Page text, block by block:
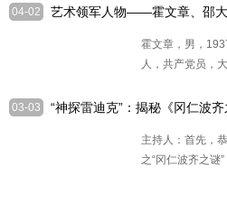
04-02
艺术领军人物——霍文章、邵
霍文章，男，
人，共产党员，
03-03
“神探雷迪克”：揭秘《冈仁波齐
主持人：首先，
之“冈仁波齐之谜”